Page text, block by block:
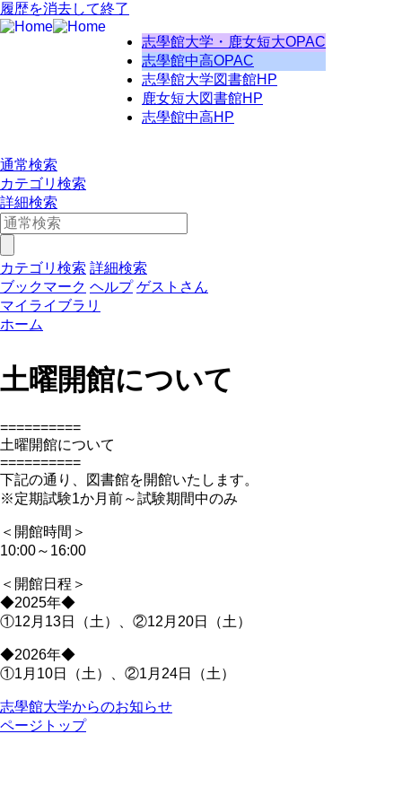
履歴を消去して終了
志學館大学・鹿女短大OPAC
志學館中高OPAC
志學館大学図書館HP
鹿女短大図書館HP
志學館中高HP
通常検索
カテゴリ検索
詳細検索
カテゴリ検索 詳細検索
ブックマーク ヘルプ ゲストさん
マイライブラリ
ホーム
土曜開館について
==========
土曜開館について
==========
下記の通り、図書館を開館いたします。
※定期試験1か月前～試験期間中のみ
＜開館時間＞
10:00～16:00
＜開館日程＞
◆2025年◆
①12月13日（土）、②12月20日（土）
◆2026年◆
①1月10日（土）、②1月24日（土）
志學館大学からのお知らせ
ページトップ